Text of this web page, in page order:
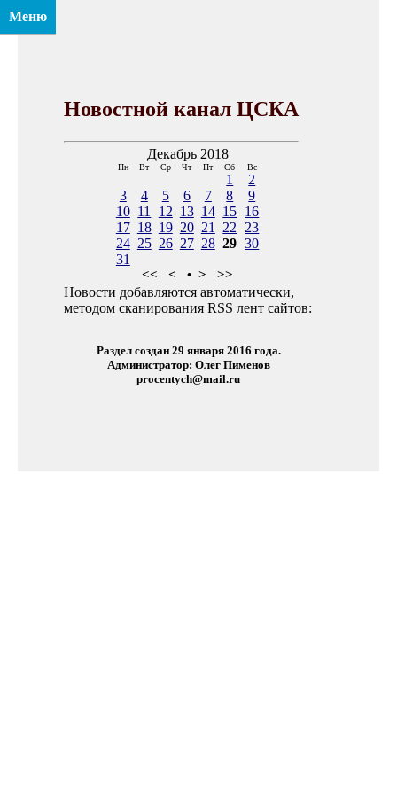
Меню
Новостной канал ЦСКА
Декабрь 2018
Пн Вт Ср Чт Пт Сб Вс
1
2
3
4 5 6 7 8
9
10 11 12 13 14 15 16
17 18 19 20 21 22
23
24 25 26 27 28 29 30
31
<< < • > >>
Новости добавляются автоматически,
методом сканирования RSS лент сайтов:
Раздел создан 29 января 2016 года.
Администратор: Олег Пименов
procentych@mail.ru